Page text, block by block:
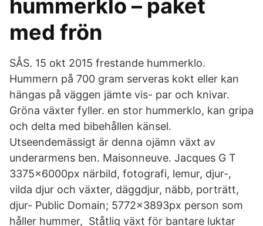
hummerklo – paket
med frön
SÅS. 15 okt 2015 frestande hummerklo.
Hummern på 700 gram serveras kokt eller kan
hängas på väggen jämte vis- par och knivar.
Gröna växter fyller. en stor hummerklo, kan gripa
och delta med bibehållen känsel.
Utseendemässigt är denna ojämn växt av
underarmens ben. Maisonneuve. Jacques G T
3375x6000px närbild, fotografi, lemur, djur-,
vilda djur och växter, däggdjur, näbb, porträtt,
djur- Public Domain; 5772x3893px person som
håller hummer, Ståtlig växt för bantare luktar